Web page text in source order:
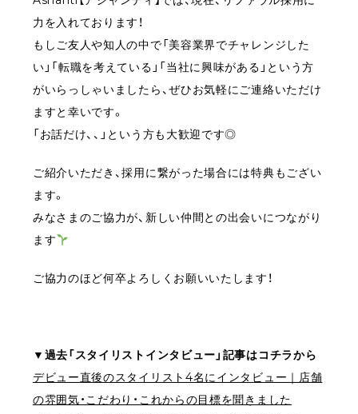
力を入れております！
もしご友人や知人の中で「美容業界でチャレンジした
い」「転職を考えている」「当社に興味がある」という方
がいらっしゃいましたら、ぜひお気軽にご連絡いただけ
ますと幸いです。
「お話だけ、、」という方も大歓迎です◎
ご紹介いただき、採用に繋がった場合には特典もござい
ます。
みなさまのご協力が、新しい仲間との出会いにつながり
ます
ご協力のほど何卒よろしくお願いいたします！
▼過去「スタイリストインタビュー」記事はコチラから
デビュー直後のスタイリスト4名にインタビュー｜店舗
の雰囲気・こだわり・これからの目標を聞きました